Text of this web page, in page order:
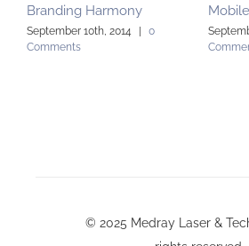
Branding Harmony
September 10th, 2014 |
0
Comments
© 2025 Medray Laser &